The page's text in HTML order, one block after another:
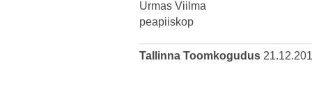
Urmas Viilma
peapiiskop
Tallinna Toomkogudus